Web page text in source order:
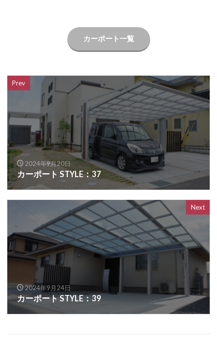
カーポート一覧
Prev
2024年9月20日
カーポート STYLE：37
Next
2024年9月24日
カーポート STYLE：39
LIXIL ベルニューズ
LIXIL ラフィーネ門扉
LIXIL ワイドシャッターS
LIXIL 切文字サイン
LIXIL 機能門柱FS
LIXIL 機能門柱FW
LIXIL 美彩 マリンライト
LIXIL 表札灯
LIXIL 門柱灯
LIXIL 開き門扉AB
OnlyOne アートモザイクスクエア
OnlyOne ヴァリオネオ
OnlyOne ヴェリータヌーボS
OnlyOne ウォールマウントライト
OnlyOne エッジネームプレート
OnlyOne カーストップバー
OnlyOne クーリエ
OnlyOne サブレ
OnlyOne シャーポ
OnlyOne ショーケース エントランスユニット
OnlyOne ショーケース専用ボーノ
OnlyOne シンプルフレーム フロントネームプレート
OnlyOne シンライト
OnlyOne スマートポール セレクト
OnlyOne ティンバー